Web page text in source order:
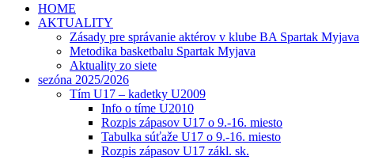
HOME
AKTUALITY
Zásady pre správanie aktérov v klube BA Spartak Myjava
Metodika basketbalu Spartak Myjava
Aktuality zo siete
sezóna 2025/2026
Tím U17 – kadetky U2009
Info o tíme U2010
Rozpis zápasov U17 o 9.-16. miesto
Tabulka súťaže U17 o 9.-16. miesto
Rozpis zápasov U17 zákl. sk.